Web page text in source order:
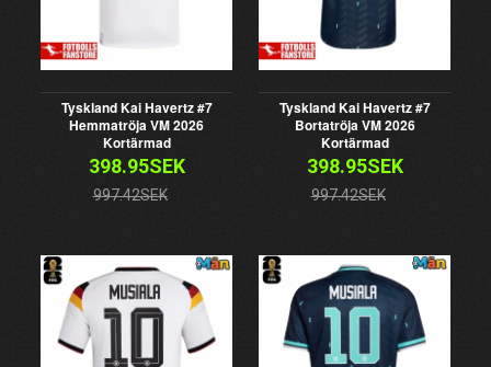
Tyskland Kai Havertz #7
Hemmatröja VM 2026
Kortärmad
398.95SEK
997.42SEK
Tyskland Kai Havertz #7
Bortatröja VM 2026
Kortärmad
398.95SEK
997.42SEK